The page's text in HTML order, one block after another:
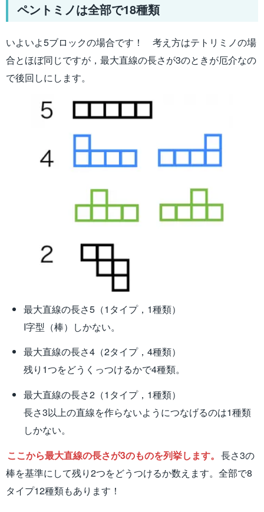
ペントミノは全部で18種類
いよいよ5ブロックの場合です！ 考え方はテトリミノの場
合とほぼ同じですが，最大直線の長さが3のときが厄介なの
で後回しにします。
最大直線の長さ5（1タイプ，1種類）
I字型（棒）しかない。
最大直線の長さ4（2タイプ，4種類）
残り1つをどうくっつけるかで4種類。
最大直線の長さ2（1タイプ，1種類）
長さ3以上の直線を作らないようにつなげるのは1種類
しかない。
ここから最大直線の長さが3のものを列挙します。 長さ3の
棒を基準にして残り2つをどうつけるか数えます。全部で8
タイプ12種類もあります！